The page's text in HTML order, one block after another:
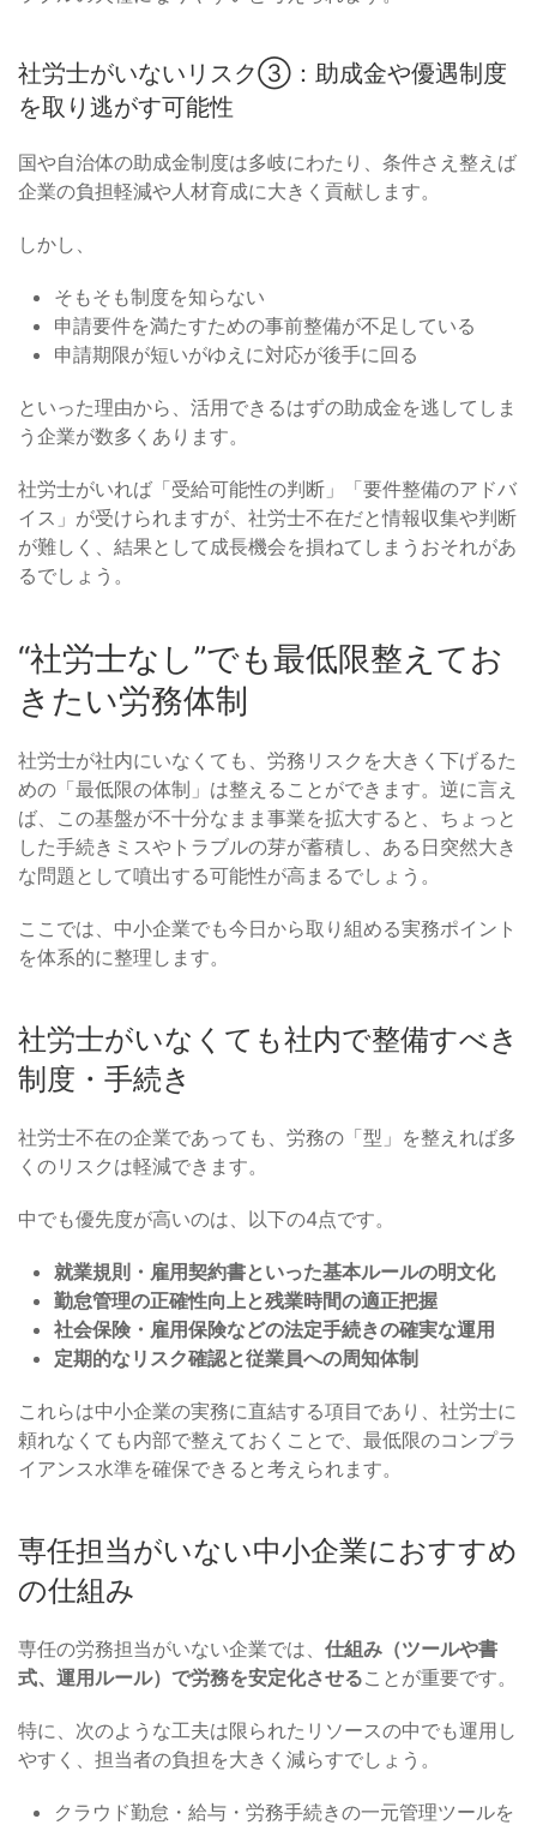
社労士がいないリスク③：助成金や優遇制度
を取り逃がす可能性
国や自治体の助成金制度は多岐にわたり、条件さえ整えば
企業の負担軽減や人材育成に大きく貢献します。
しかし、
そもそも制度を知らない
申請要件を満たすための事前整備が不足している
申請期限が短いがゆえに対応が後手に回る
といった理由から、活用できるはずの助成金を逃してしま
う企業が数多くあります。
社労士がいれば「受給可能性の判断」「要件整備のアドバ
イス」が受けられますが、社労士不在だと情報収集や判断
が難しく、結果として成長機会を損ねてしまうおそれがあ
るでしょう。
“社労士なし”でも最低限整えてお
きたい労務体制
社労士が社内にいなくても、労務リスクを大きく下げるた
めの「最低限の体制」は整えることができます。逆に言え
ば、この基盤が不十分なまま事業を拡大すると、ちょっと
した手続きミスやトラブルの芽が蓄積し、ある日突然大き
な問題として噴出する可能性が高まるでしょう。
ここでは、中小企業でも今日から取り組める実務ポイント
を体系的に整理します。
社労士がいなくても社内で整備すべき
制度・手続き
社労士不在の企業であっても、労務の「型」を整えれば多
くのリスクは軽減できます。
中でも優先度が高いのは、以下の4点です。
就業規則・雇用契約書といった基本ルールの明文化
勤怠管理の正確性向上と残業時間の適正把握
社会保険・雇用保険などの法定手続きの確実な運用
定期的なリスク確認と従業員への周知体制
これらは中小企業の実務に直結する項目であり、社労士に
頼れなくても内部で整えておくことで、最低限のコンプラ
イアンス水準を確保できると考えられます。
専任担当がいない中小企業におすすめ
の仕組み
専任の労務担当がいない企業では、 仕組み（ツールや書
式、運用ルール）で労務を安定化させることが重要です。
特に、次のような工夫は限られたリソースの中でも運用し
やすく、担当者の負担を大きく減らすでしょう。
クラウド勤怠・給与・労務手続きの一元管理ツールを